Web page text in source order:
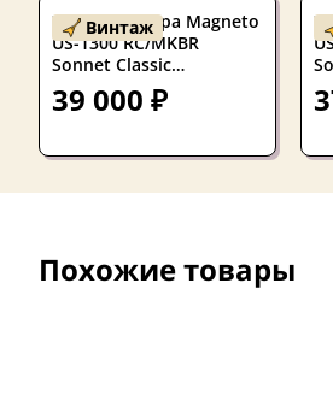
Винтаж
Электрогитара Magneto
US-1300 RC/MKBR
Sonnet Classic
Stratocaster HSS Metallic
Brown 2025s
39 000 ₽
Похожие товары